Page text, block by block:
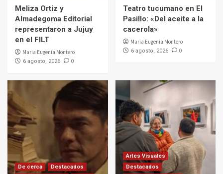
Meliza Ortiz y
Almadegoma Editorial
representaron a Jujuy
en el FILT
Maria Eugenia Montero
6 agosto, 2026 0
Teatro tucumano en El
Pasillo: «Del aceite a la
cacerola»
Maria Eugenia Montero
6 agosto, 2026 0
De cerca
Destacados
Artes Visuales
Destacados